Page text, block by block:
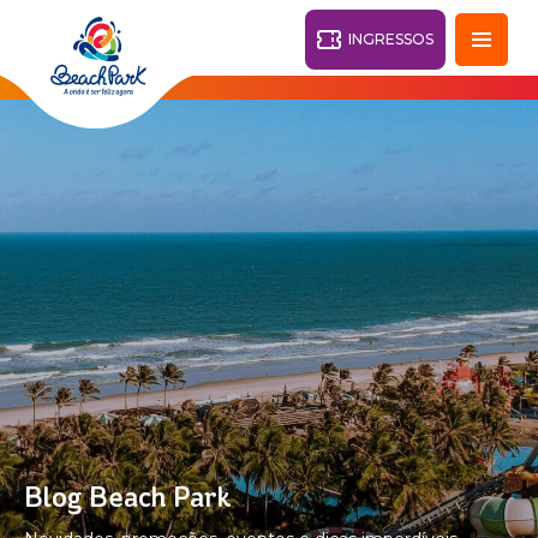
PARQUES
RESORTS
VILA AZUL DO MAR
PRAIA
O DESTINO
Fortaleza - CE 28°
INGRESSOS
AQUA
PARK
OHANA
BEACH
PARK
RESORT
Blog Beach Park